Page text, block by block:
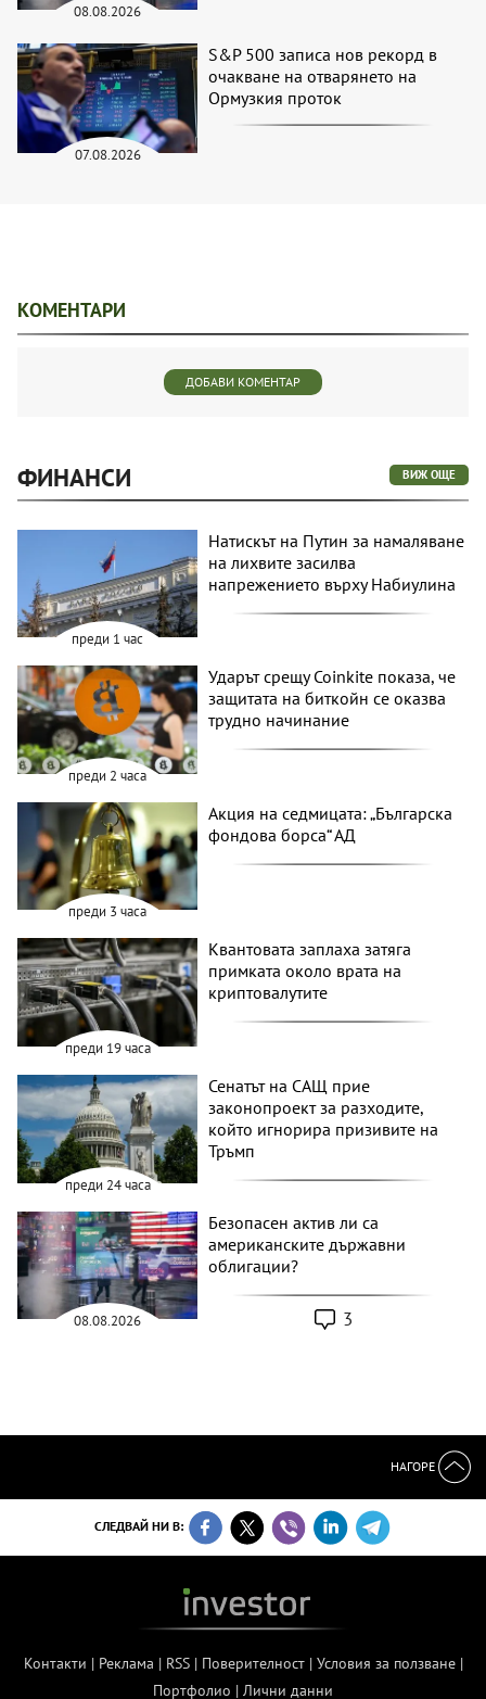
08.08.2026
07.08.2026
S&P 500 записа нов рекорд в
очакване на отварянето на
Ормузкия проток
КОМЕНТАРИ
ДОБАВИ КОМЕНТАР
ФИНАНСИ ВИЖ ОЩЕ
преди 1 час
Натискът на Путин за намаляване
на лихвите засилва
напрежението върху Набиулина
преди 2 часа
Ударът срещу Coinkite показа, че
защитата на биткойн се оказва
трудно начинание
преди 3 часа
Акция на седмицата: „Българска
фондова борса“ АД
преди 19 часа
Квантовата заплаха затяга
примката около врата на
криптовалутите
преди 24 часа
Сенатът на САЩ прие
законопроект за разходите,
който игнорира призивите на
Тръмп
08.08.2026
Безопасен актив ли са
американските държавни
облигации?
3
НАГОРЕ
СЛЕДВАЙ НИ В:
Контакти | Реклама | RSS| Поверителност| Условия за ползване|
Портфолио | Лични данни